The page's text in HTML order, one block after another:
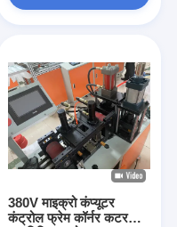
380V माइक्रो कंप्यूटर
कंट्रोल फ्रेम कॉर्नर कटर